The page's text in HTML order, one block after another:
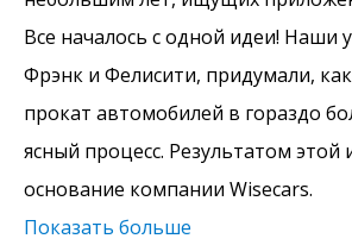
Все началось с одной идеи! Наши
Фрэнк и Фелисити, придумали,
прокат автомобилей в гораздо
ясный процесс. Результатом этой
основание компании Wisecars.
Показать больше